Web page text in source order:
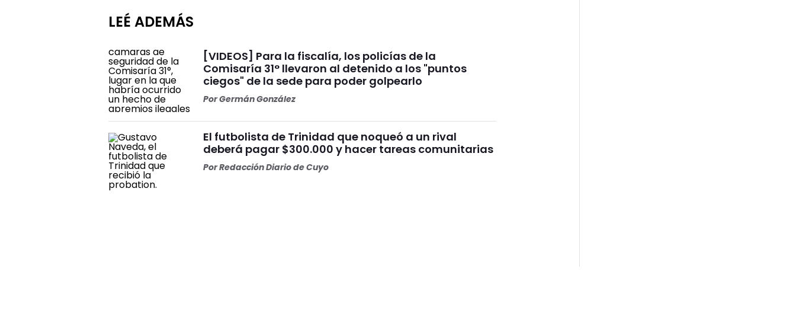
LEÉ ADEMÁS
[VIDEOS] Para la fiscalía, los policías de la
Comisaría 31° llevaron al detenido a los "puntos
ciegos" de la sede para poder golpearlo
PorGermán González
El futbolista de Trinidad que noqueó a un rival
deberá pagar $300.000 y hacer tareas comunitarias
PorRedacción Diario de Cuyo